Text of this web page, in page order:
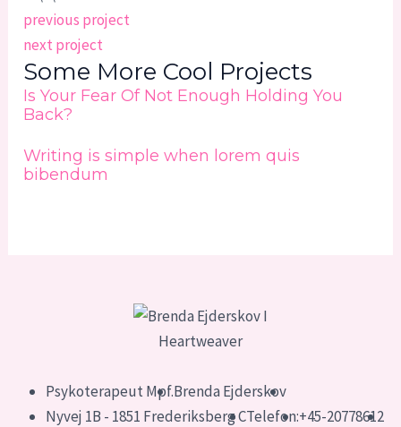
Tidligere
previous project
next project
Næste
Some More Cool Projects
Is Your Fear Of Not Enough Holding You
Back?
Writing is simple when lorem quis
bibendum
Psykoterapeut Mpf.Brenda Ejderskov
Nyvej 1B - 1851 Frederiksberg CTelefon:+45-20778612